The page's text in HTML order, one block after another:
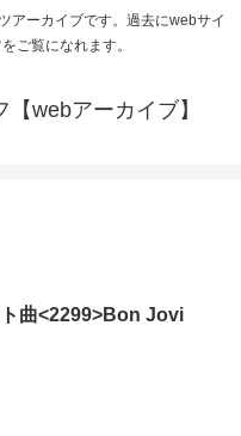
アーカイブです。過去にwebサイ
ご覧になれます。
webアーカイブ】
曲<2299>Bon Jovi